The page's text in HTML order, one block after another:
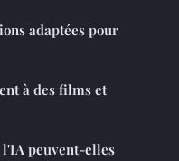
adaptées pour
à des films et
l'IA peuvent-elles